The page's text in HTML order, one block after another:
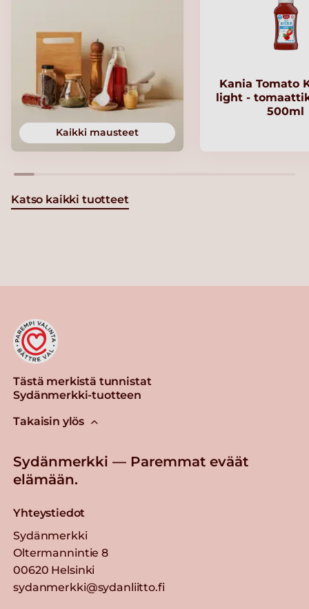
Kaikki mausteet
Kania Tomato
light -
500ml
Katso kaikki tuotteet
Tästä merkistä tunnistat
Sydänmerkki-tuotteen
Takaisin ylös
Sydänmerkki — Paremmat eväät
elämään.
Yhteystiedot
Sydänmerkki
Oltermannintie 8
00620 Helsinki
sydanmerkki@sydanliitto.fi